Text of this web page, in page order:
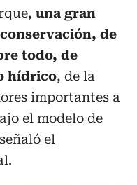
una gran
de
todo, de
hídrico, de la
importantes a
el modelo de
el